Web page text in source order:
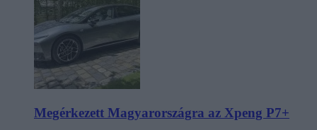
Megérkezett Magyarországra az Xpeng P7+